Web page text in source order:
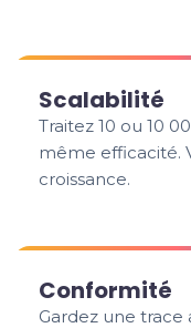
Scalabilité
Traitez 10 ou 10
même efficacité.
croissance.
Conformité
Gardez une